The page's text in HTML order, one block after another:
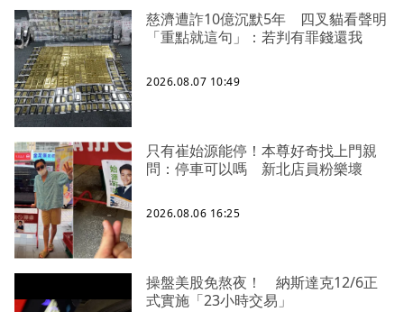
慈濟遭詐10億沉默5年 四叉貓看聲明
「重點就這句」：若判有罪錢還我
2026.08.07 10:49
只有崔始源能停！本尊好奇找上門親
問：停車可以嗎 新北店員粉樂壞
2026.08.06 16:25
操盤美股免熬夜！ 納斯達克12/6正
式實施「23小時交易」